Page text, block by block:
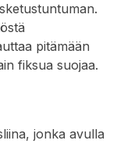
pitämään
fiksua suojaa.
jonka avulla